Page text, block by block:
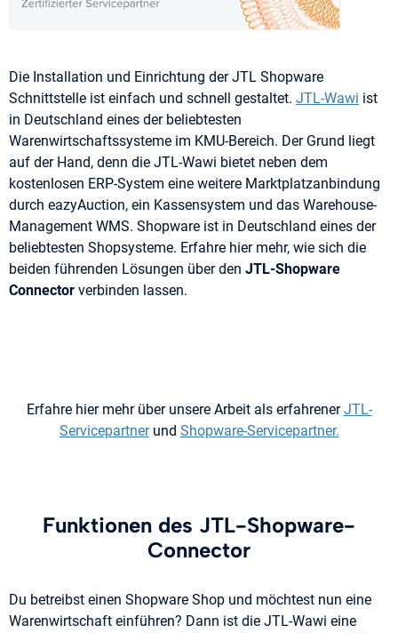
Die Installation und Einrichtung der JTL Shopware
Schnittstelle ist einfach und schnell gestaltet. JTL-Wawi ist
in Deutschland eines der beliebtesten
Warenwirtschaftssysteme im KMU-Bereich. Der Grund liegt
auf der Hand, denn die JTL-Wawi bietet neben dem
kostenlosen ERP-System eine weitere Marktplatzanbindung
durch eazyAuction, ein Kassensystem und das Warehouse-
Management WMS. Shopware ist in Deutschland eines der
beliebtesten Shopsysteme. Erfahre hier mehr, wie sich die
beiden führenden Lösungen über den JTL-Shopware
Connector verbinden lassen.
Erfahre hier mehr über unsere Arbeit als erfahrenerJTL-
Servicepartnerund Shopware-Servicepartner.
Funktionen des JTL-Shopware-
Connector
Du betreibst einen Shopware Shop und möchtest nun eine
Warenwirtschaft einführen? Dann ist die JTL-Wawi eine